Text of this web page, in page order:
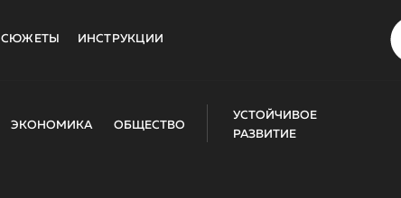
СЮЖЕТЫ ИНСТРУКЦИИ
ЭКОНОМИКА ОБЩЕСТВО
УСТОЙЧИВОЕ
РАЗВИТИЕ